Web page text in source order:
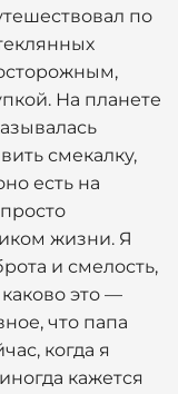
по
На планете
смекалку,
есть на
жизни. Я
и смелость,
это —
что папа
когда я
кажется